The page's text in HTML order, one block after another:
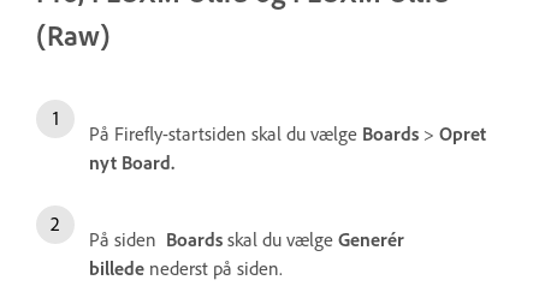
(Raw)
På Firefly-startsiden skal du vælge Boards > Opret
nyt Board.
På siden Boards skal du vælge Generér
billede nederst på siden.